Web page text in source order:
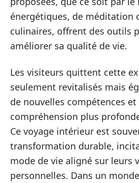
énergétiques, de méditation
culinaires, offrent des outils
améliorer sa qualité de vie.
Les visiteurs quittent cette
seulement revitalisés mais
de nouvelles compétences et
compréhension plus
Ce voyage intérieur est
transformation durable,
mode de vie aligné sur leurs
personnelles. Dans un